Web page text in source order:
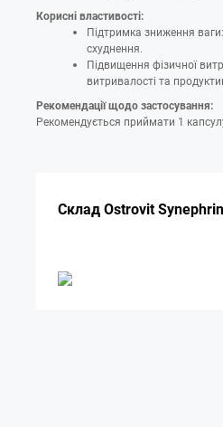
Корисні властивості:
Підтримка зниження
схуднення.
Підвищення фізичної
витривалості та
Рекомендації щодо застосування:
Рекомендується приймати 1
Склад Ostrovit